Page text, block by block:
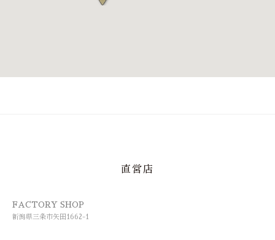
直営店
FACTORY SHOP
新潟県三条市矢田1662-1